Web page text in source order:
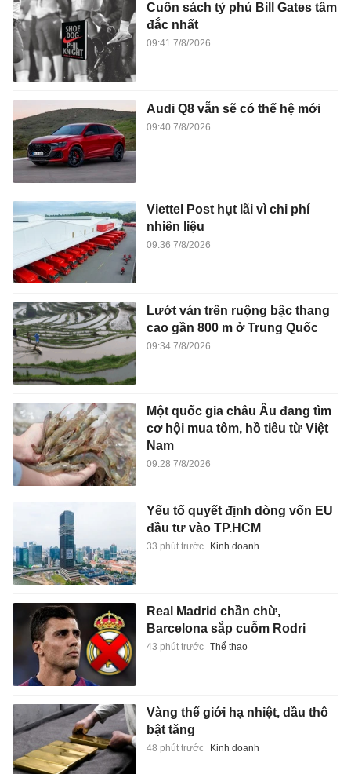
Cuốn sách tỷ phú Bill Gates tâm
đắc nhất
09:41 7/8/2026
Audi Q8 vẫn sẽ có thế hệ mới
09:40 7/8/2026
Viettel Post hụt lãi vì chi phí
nhiên liệu
09:36 7/8/2026
Lướt ván trên ruộng bậc thang
cao gần 800 m ở Trung Quốc
09:34 7/8/2026
Một quốc gia châu Âu đang tìm
cơ hội mua tôm, hồ tiêu từ Việt
Nam
09:28 7/8/2026
Yếu tố quyết định dòng vốn EU
đầu tư vào TP.HCM
33 phút trước Kinh doanh
Real Madrid chần chừ,
Barcelona sắp cuỗm Rodri
43 phút trước Thể thao
Vàng thế giới hạ nhiệt, dầu thô
bật tăng
48 phút trước Kinh doanh